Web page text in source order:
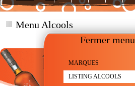
Fermer menu
MARQUES
LISTING ALCOOLS
Menu Alcools